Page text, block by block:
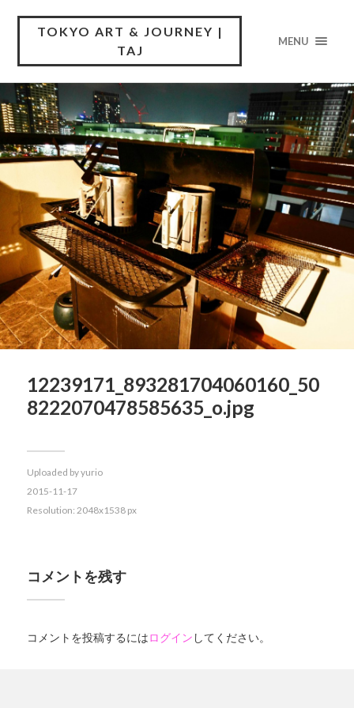
TOKYO ART & JOURNEY |
TAJ
MENU
12239171_893281704060160_50
8222070478585635_o.jpg
Uploaded byyurio
2015-11-17
Resolution: 2048x1538 px
コメントを残す
コメントを投稿するにはログイン してください。